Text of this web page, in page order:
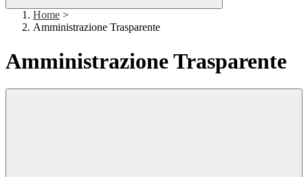
Home >
Amministrazione Trasparente
Amministrazione Trasparente